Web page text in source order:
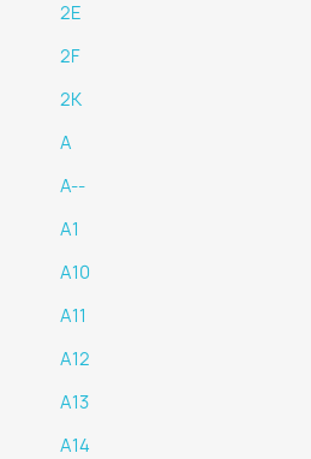
2E
2F
2K
A
A--
A1
A10
A11
A12
A13
A14